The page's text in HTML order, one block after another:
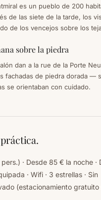
es un pueblo de 200
de las siete de la tarde, los
de los vencejos sobre los
sobre la piedra
dan a la rue de la Porte
fachadas de piedra dorada —
se orientaban con cuidado.
· Desde 85 € la noche ·
· Wifi · 3 estrellas · Sin
(estacionamiento gratuito